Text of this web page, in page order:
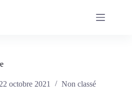
22 octobre 2021 Non classé